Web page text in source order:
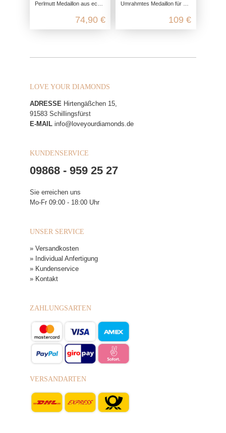
Perlmutt Medaillon aus echt Silber, 925 Foto Medaillon für 2 Bilder, Talisman Anhänger Andenken, Freundschaft Schmuck Erinnerung
74,90 €
Umrahmtes Medaillon für 2 Fotos aus 925 Sterling Silber
109 €
LOVE YOUR DIAMONDS
ADRESSE Hirtengäßchen 15,
91583 Schillingsfürst
E-MAIL info@loveyourdiamonds.de
KUNDENSERVICE
09868 - 959 25 27
Sie erreichen uns
Mo-Fr 09:00 - 18:00 Uhr
UNSER SERVICE
» Versandkosten
» Individual Anfertigung
» Kundenservice
» Kontakt
ZAHLUNGSARTEN
VERSANDARTEN